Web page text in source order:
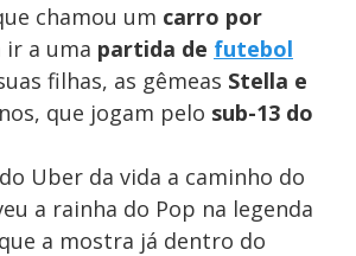
chamou um carro por
ir a uma partida de futebol
filhas, as gêmeas Stella e
que jogam pelo sub-13 do
Uber da vida a caminho do
a rainha do Pop na legenda
a mostra já dentro do